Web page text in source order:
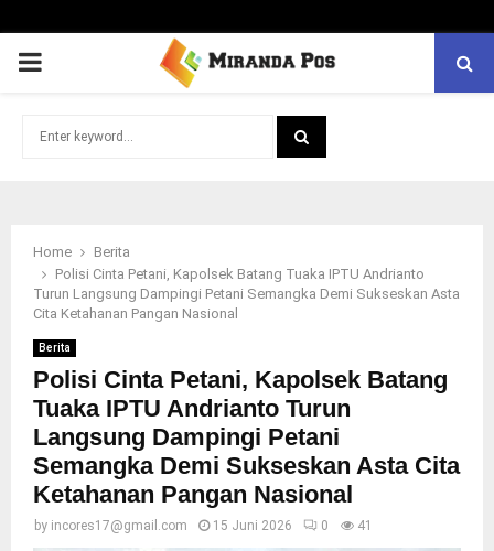
PRIMARY
Home
Berita
Polisi Cinta Petani, Kapolsek Batang Tuaka IPTU Andrianto
Turun Langsung Dampingi Petani Semangka Demi Sukseskan Asta
Cita Ketahanan Pangan Nasional
Berita
Polisi Cinta Petani, Kapolsek Batang
Tuaka IPTU Andrianto Turun
Langsung Dampingi Petani
Semangka Demi Sukseskan Asta Cita
Ketahanan Pangan Nasional
by incores17@gmail.com 15 Juni 2026 0 41